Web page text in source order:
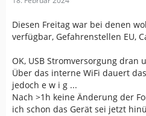
Diesen Freitag war bei denen
verfügbar, Gefahrenstellen EU,
OK, USB Stromversorgung dran
Über das interne WiFi dauert
jedoch e w i g ...
Nach >1h keine Änderung der
ich schon das Gerät sei jetzt